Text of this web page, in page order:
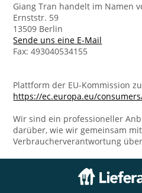
Giang Tran handelt im Namen
Ernststr. 59
13509 Berlin
Sende uns eine E-Mail
Fax: 493040534155
Plattform der EU-Kommission
https://ec.europa.eu/
Wir sind ein professioneller
darüber, wie wir gemeinsam mit
Verbraucherverantwortung